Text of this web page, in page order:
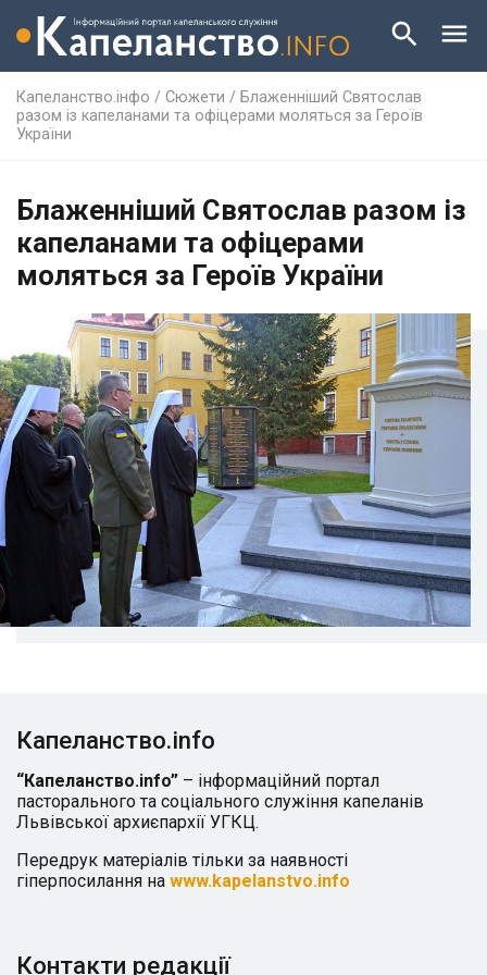
Капеланство.інфо / Сюжети / Блаженніший Святослав
разом із капеланами та офіцерами моляться за Героїв
України
Блаженніший Святослав разом із
капеланами та офіцерами
моляться за Героїв України
Капеланство.info
“Капеланство.info” – інформаційний портал
пасторального та соціального служіння капеланів
Львівської архиєпархії УГКЦ.
Передрук матеріалів тільки за наявності
гіперпосилання на www.kapelanstvo.info
Контакти редакції